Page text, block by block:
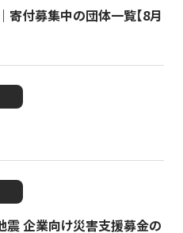
付募集中の団体一覧【8月
震 企業向け災害支援募金の